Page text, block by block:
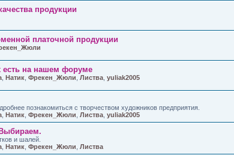
продукции
платочной продукции
есть на нашем форуме
Натик Фрекен_Жюли Листва yuliak2005
познакомиться с творчеством художников предприятия.
Натик Фрекен_Жюли Листва yuliak2005
и шалей.
Натик Фрекен_Жюли Листва